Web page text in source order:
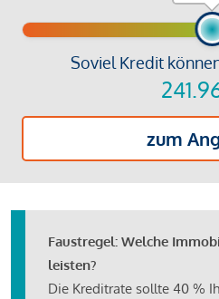
Soviel Kredit
zum
Faustregel: Welche
leisten?
Die Kreditrate sollte 40 %